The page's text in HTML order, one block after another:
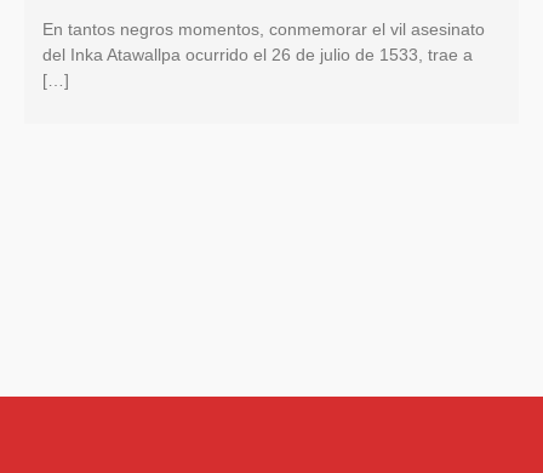
En tantos negros momentos, conmemorar el vil asesinato
del Inka Atawallpa ocurrido el 26 de julio de 1533, trae a
[…]